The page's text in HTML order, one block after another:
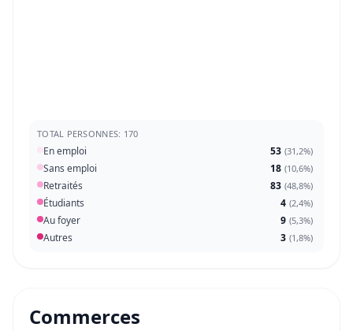
TOTAL PERSONNES: 170
En emploi 53 (31,2%)
Sans emploi 18 (10,6%)
Retraités 83 (48,8%)
Étudiants 4 (2,4%)
Au foyer 9 (5,3%)
Autres 3 (1,8%)
Commerces